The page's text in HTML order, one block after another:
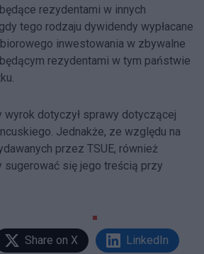
rezydentami w innych
tego rodzaju dywidendy wypłacane
inwestowania w zbywalne
rezydentami w tym państwie
wyrok dotyczył sprawy dotyczącej
Jednakże, ze względu na
przez TSUE, również
się jego treścią przy
Share on X LinkedIn